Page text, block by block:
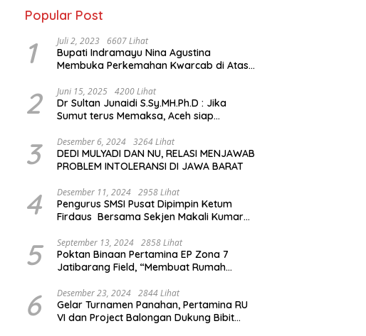
Popular Post
1 Juli 2, 2023 6607 Lihat
Bupati Indramayu Nina Agustina
Membuka Perkemahan Kwarcab di Atas
2 Juni 15, 2025 4200 Lihat
Dr Sultan Junaidi S.Sy.MH.Ph.D : Jika
Sumut terus Memaksa, Aceh siap
Internasional
3 Desember 6, 2024 3264 Lihat
DEDI MULYADI DAN NU, RELASI MENJAWAB
PROBLEM INTOLERANSI DI JAWA BARAT
4 Desember 11, 2024 2958 Lihat
Pengurus SMSI Pusat Dipimpin Ketum
Firdaus Bersama Sekjen Makali Kumar
Yusuf
5 September 13, 2024 2858 Lihat
Poktan Binaan Pertamina EP Zona 7
Jatibarang Field, “Membuat Rumah
Tikus
6 Desember 23, 2024 2844 Lihat
Gelar Turnamen Panahan, Pertamina RU
VI dan Project Balongan Dukung Bibit